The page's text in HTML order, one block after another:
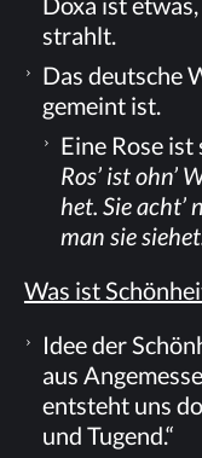
strahlt.
Das deut­sche
ge­meint ist.
Eine Rose ist
Ros’ ist ohn’
het. Sie
man sie
Was ist
Idee der
aus
ent­steht uns
und Tugend.“